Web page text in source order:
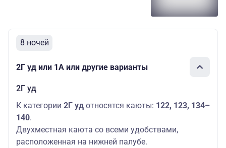
8 ночей
2Г уд или 1А или другие варианты
2Г уд
К категории 2Г уд относятся каюты: 122, 123, 134–
140.
Двухместная каюта со всеми удобствами,
расположенная на нижней палубе.